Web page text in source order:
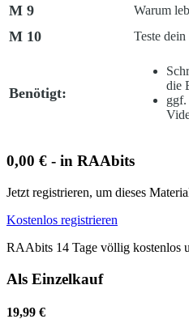
M 9 Warum
M 10 Teste dein
Benötigt:
die
ggf.
0,00 € - in RAAbits
Jetzt registrieren, um dieses
Kostenlos registrieren
RAAbits 14 Tage völlig kostenlos
Als Einzelkauf
19,99 €